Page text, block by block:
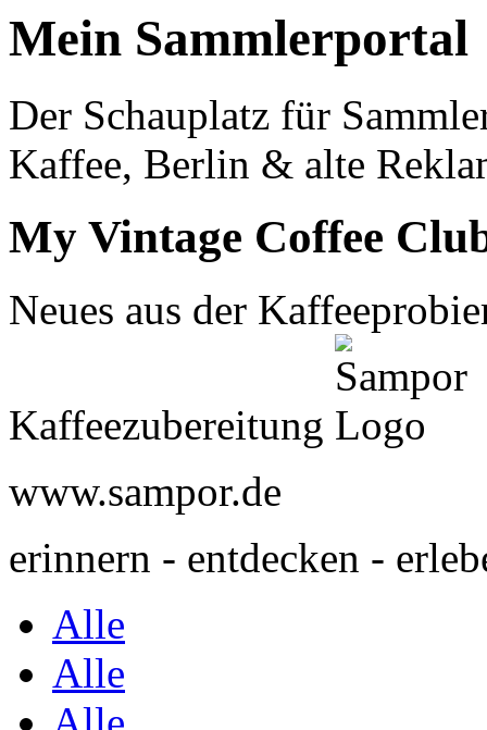
Mein Sammlerportal
Der Schauplatz für
Kaffee, Berlin & alte
My Vintage Coffee
Neues aus der
Kaffeezubereitung
www.sampor.de
erinnern - entdecken -
Alle
Alle